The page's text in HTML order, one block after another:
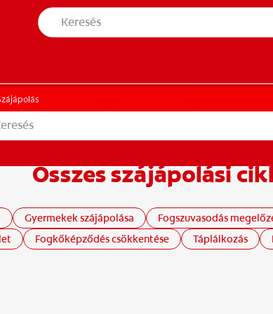
ÁLLAPOTFELMÉRÉS
Összes szájápolási
Gyermekek szájápolása Fogszuvasodás
Fogkőképződés csökkentése Táplálkozás